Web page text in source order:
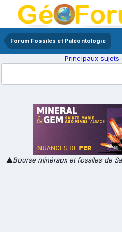
Forum Fossiles et Paléontologie
Principaux sujets
▲Bourse minéraux et fossiles de